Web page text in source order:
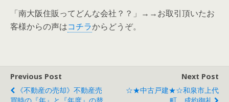
「南大阪住販ってどんな会社？？」→→お取引頂いたお
客様からの声はコチラからどうぞ。
Previous Post
《不動産の売却》不動産売
Next Post
☆★中古戸建★☆和泉市上代